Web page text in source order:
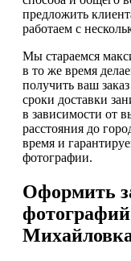
предложить
работаем с
Мы стараемся
в то же время
получить ваш
сроки доставки
в зависимости от
расстояния до
время и
фотографии.
Оформить